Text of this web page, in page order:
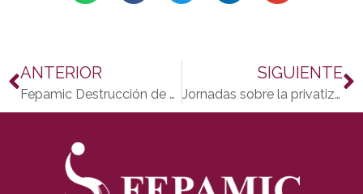
ANTERIOR
Fepamic Destrucción de Documentación Confidencial se expande por Andalucia y Extremadura
SIGUIENTE
Jornadas sobre la privatización de los hospitales y la Ley de la dependencia